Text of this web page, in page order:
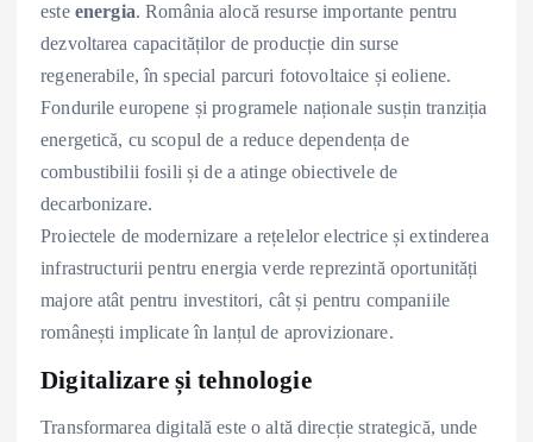
este energia. România alocă resurse importante pentru
dezvoltarea capacităților de producție din surse
regenerabile, în special parcuri fotovoltaice și eoliene.
Fondurile europene și programele naționale susțin tranziția
energetică, cu scopul de a reduce dependența de
combustibilii fosili și de a atinge obiectivele de
decarbonizare.
Proiectele de modernizare a rețelelor electrice și extinderea
infrastructurii pentru energia verde reprezintă oportunități
majore atât pentru investitori, cât și pentru companiile
românești implicate în lanțul de aprovizionare.
Digitalizare și tehnologie
Transformarea digitală este o altă direcție strategică, unde